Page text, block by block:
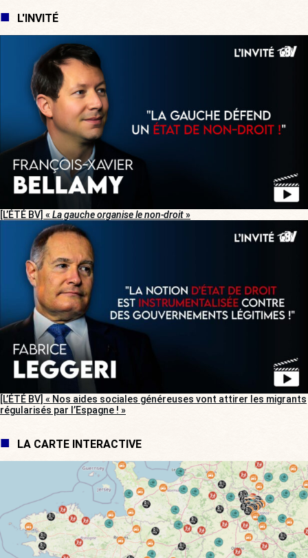
L'INVITÉ
[L’ÉTÉ BV] « La gauche organise le non-droit»
[L’ÉTÉ BV] « Nos aides sociales généreuses vont attirer les migrants
régularisés par l’Espagne ! »
LA CARTE INTERACTIVE